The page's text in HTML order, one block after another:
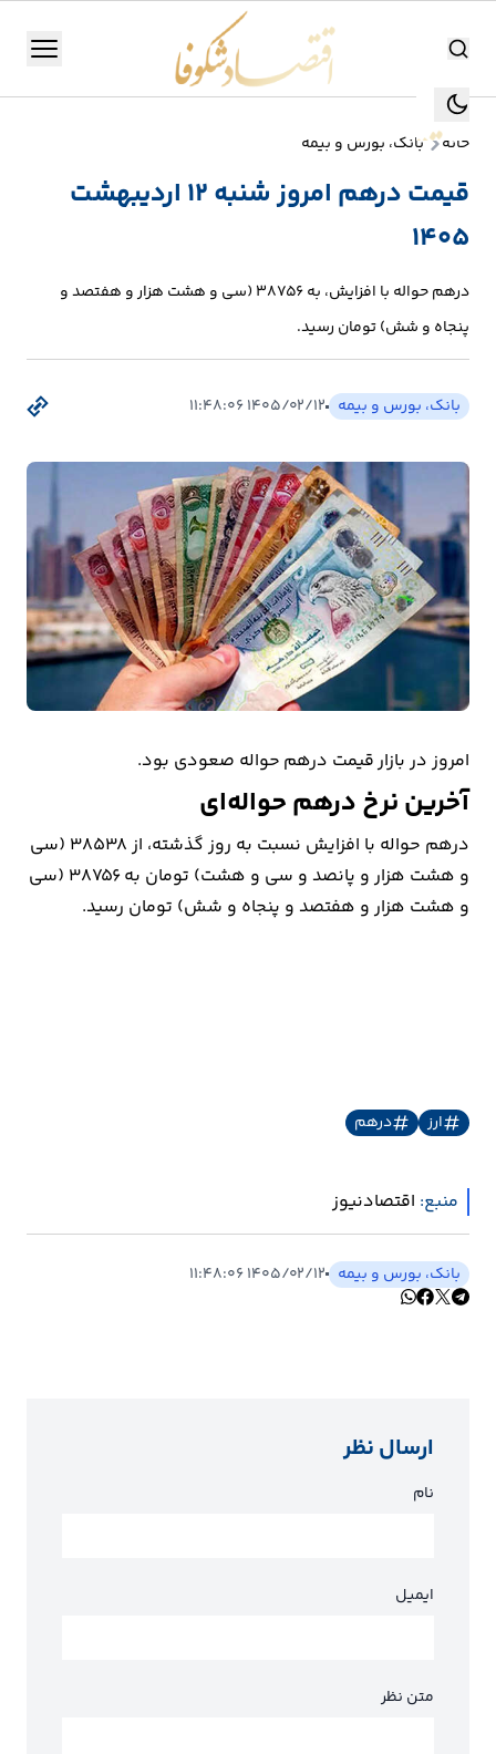
جستجو جستجو
منو
تولید
صنعت
انرژی
بانک،
اقتصاد
جهان
تجارت
کشاورزی
راه
و
مسکن
نوتیف
خانه بانک، بورس و بیمه
قیمت درهم امروز شنبه ۱۲ اردیبهشت
۱۴۰۵
درهم حواله با افزایش، به 38756 (سی و هشت هزار و هفتصد و
پنجاه و شش) تومان رسید.
بانک، بورس و بیمه ۱۴۰۵/۰۲/۱۲ ۱۱:۴۸:۰۶
امروز در بازار قیمت درهم حواله صعودی بود.
آخرین نرخ درهم حواله‌ای
درهم حواله با افزایش نسبت به روز گذشته، از 38538 (سی
و هشت هزار و پانصد و سی و هشت) تومان به 38756 (سی
و هشت هزار و هفتصد و پنجاه و شش) تومان رسید.
ارز درهم
منبع: اقتصادنیوز
بانک، بورس و بیمه ۱۴۰۵/۰۲/۱۲ ۱۱:۴۸:۰۶
ارسال نظر
نام
ایمیل
متن نظر